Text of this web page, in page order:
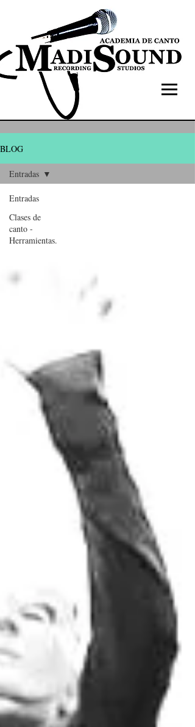
BLOG
Entradas
Clases de
canto -
Herramientas.
Entradas